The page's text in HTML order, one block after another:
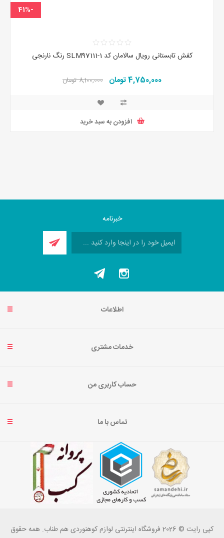
-41%
کفش تابستانی رویال سالامان کد SLM97111-1 رنگ نارنجی
4,750,000 تومان 8,100,000 تومان
افزودن به سبد خرید
خبرنامه
اطلاعات
خدمات مشتری
حساب کاربری من
تماس با ما
کپی رایت © 2026 فروشگاه اینترنتی لوازم کوهنوردی هم طناب. همه حقوق